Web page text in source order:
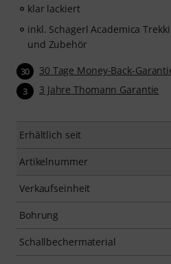
klar lackiert
inkl. Schagerl Academica
und Zubehör
30 30 Tage Money-Back-
3 3 Jahre Thomann Garantie
Erhältlich seit
Artikelnummer
Verkaufseinheit
Bohrung
Schallbechermaterial